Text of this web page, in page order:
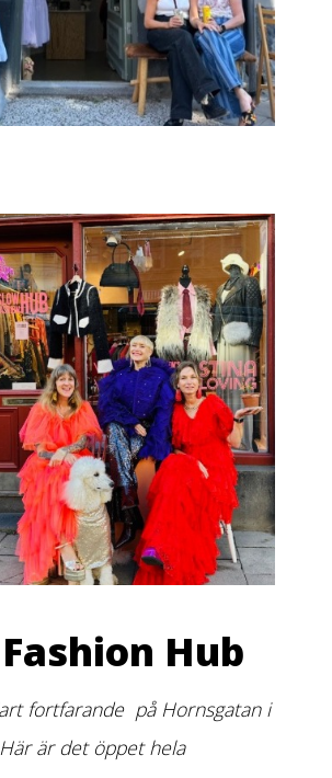
Hub
fortfarande på Hornsgatan i
är det öppet hela